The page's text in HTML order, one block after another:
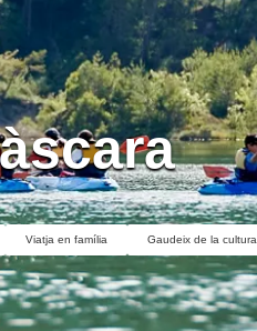
Viatja en família Gaudeix de la cultura